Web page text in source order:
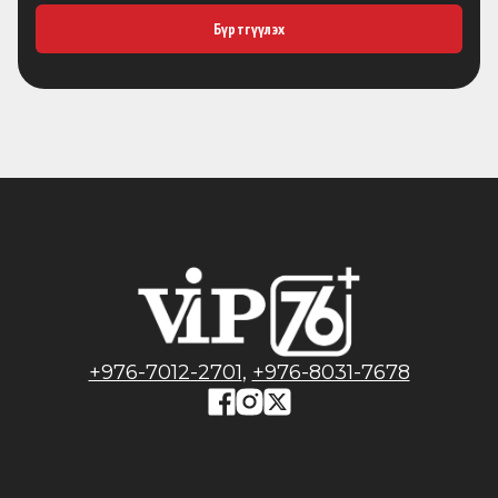
Бүртгүүлэх
+976-7012-2701, +976-8031-7678